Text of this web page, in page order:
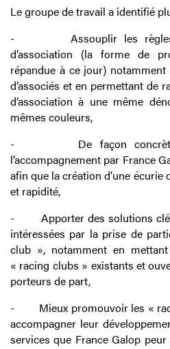
Le groupe de travail a identifié
-
Assouplir les
d’association (la forme de
répandue à ce jour)
d’associés et en permettant de
d’association à une même
mêmes couleurs,
-
De façon
l’accompagnement par France
afin que la création d’une
et rapidité,
-
Apporter des solutions
intéressées par la prise de
club », notamment en
« racing clubs » existants et
porteurs de part,
-
Mieux promouvoir les «
accompagner leur
services que France Galop